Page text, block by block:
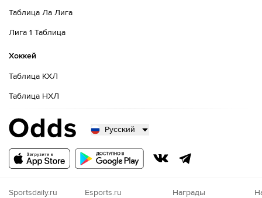
Таблица Ла Лига
Лига 1 Таблица
Хоккей
Таблица КХЛ
Таблица НХЛ
Русский
Русский
Nigeria
Sportsdaily.ru Esports.ru Награды